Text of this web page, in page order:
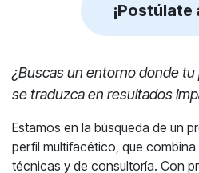
¡Postúlate
¿Buscas un entorno donde
se traduzca en resultados
Estamos en la búsqueda de un
perfil multifacético, que
técnicas y de consultoría. Con